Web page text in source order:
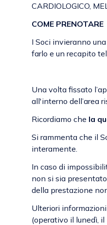
CARDIOLOGICO,
COME PRENOTARE
I Soci invieranno
farlo e un recapito
Una volta fissato
all'interno dell’area
Ricordiamo che la
Si rammenta che il
interamente.
In caso di
non si sia presentato
della prestazione
Ulteriori
(operativo il lunedì,